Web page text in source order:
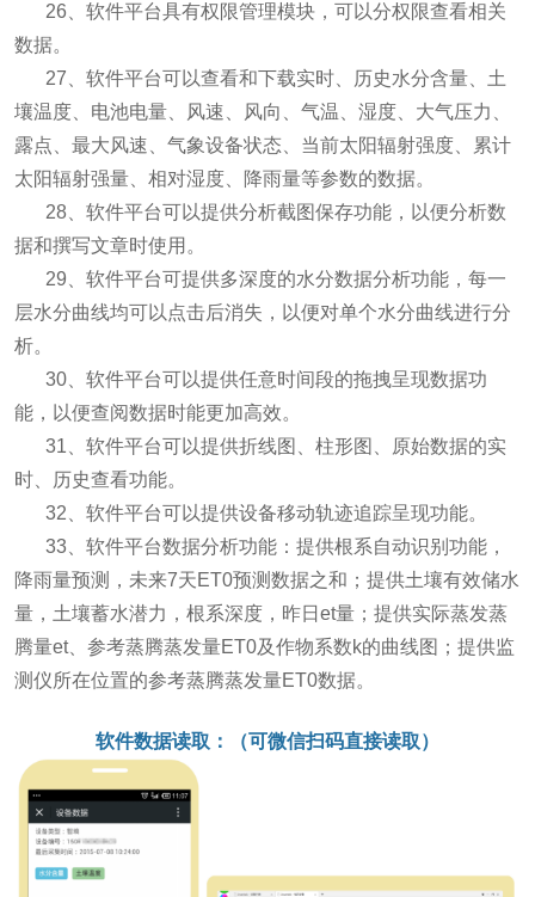
26、软件平台具有权限管理模块，可以分权限查看相关
数据。
27、软件平台可以查看和下载实时、历史水分含量、土
壤温度、电池电量、风速、风向、气温、湿度、大气压力、
露点、最大风速、气象设备状态、当前太阳辐射强度、累计
太阳辐射强量、相对湿度、降雨量等参数的数据。
28、软件平台可以提供分析截图保存功能，以便分析数
据和撰写文章时使用。
29、软件平台可提供多深度的水分数据分析功能，每一
层水分曲线均可以点击后消失，以便对单个水分曲线进行分
析。
30、软件平台可以提供任意时间段的拖拽呈现数据功
能，以便查阅数据时能更加高效。
31、软件平台可以提供折线图、柱形图、原始数据的实
时、历史查看功能。
32、软件平台可以提供设备移动轨迹追踪呈现功能。
33、软件平台数据分析功能：提供根系自动识别功能，
降雨量预测，未来7天ET0预测数据之和；提供土壤有效储水
量，土壤蓄水潜力，根系深度，昨日et量；提供实际蒸发蒸
腾量et、参考蒸腾蒸发量ET0及作物系数k的曲线图；提供监
测仪所在位置的参考蒸腾蒸发量ET0数据。
软件数据读取：（可微信扫码直接读取）